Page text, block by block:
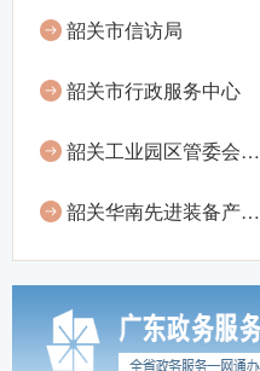
韶关市信访局
韶关市行政服务中心
韶关工业园区管委会（莞韶园管委会、高新区管委会）
韶关华南先进装备产业园管理委员会